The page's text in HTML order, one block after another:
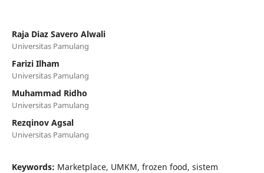
Raja Diaz Savero Alwali
Universitas Pamulang
Farizi Ilham
Universitas Pamulang
Muhammad Ridho
Universitas Pamulang
Rezqinov Agsal
Universitas Pamulang
Keywords: Marketplace, UMKM, frozen food, sistem